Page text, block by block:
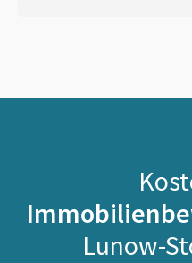
Lunow-